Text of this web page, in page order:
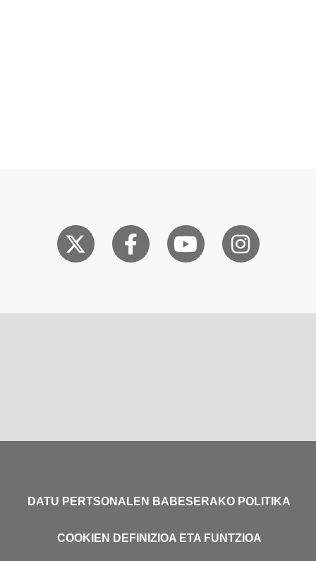
DATU PERTSONALEN BABESERAKO POLITIKA
COOKIEN DEFINIZIOA ETA FUNTZIOA